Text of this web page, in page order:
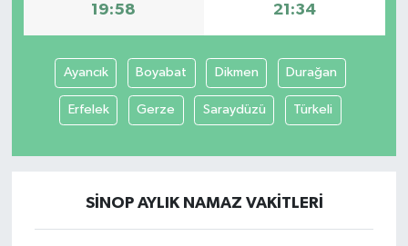
19:58 21:34
Ayancık Boyabat Dikmen Durağan
Erfelek Gerze Saraydüzü Türkeli
SINOP AYLIK NAMAZ VAKITLERI